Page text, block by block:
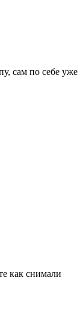
сам по себе уже
как снимали